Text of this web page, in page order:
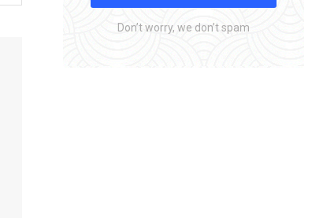
Don’t worry, we don’t spam